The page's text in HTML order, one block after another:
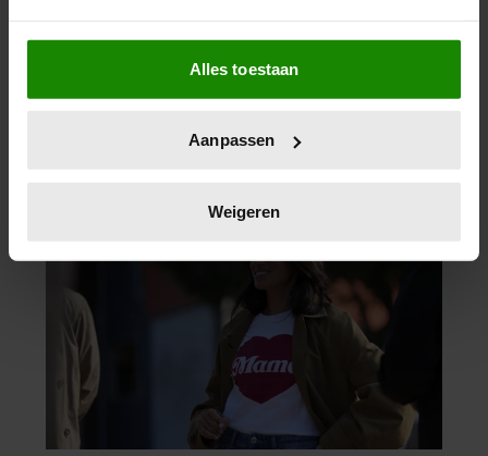
Als u het toestaat, willen we ook graag:
Informatie verzamelen over uw geografische
locatie, die tot een paar meter nauwkeurig kan zijn
scannen op specifieke eigenschappen (fingerprinting)
verwerkt en stel uw voorkeuren in het
intrekken in de Cookieverklaring.
We gebruiken cookies om content en advertenties te
personaliseren, om functies voor social media te bieden
en om ons websiteverkeer te analyseren. Ook delen we
informatie over uw gebruik van onze site met onze
partners voor social media, adverteren en analyse. Deze
partners kunnen deze gegevens combineren met andere
Alles toestaan
Aanpassen
Weigeren